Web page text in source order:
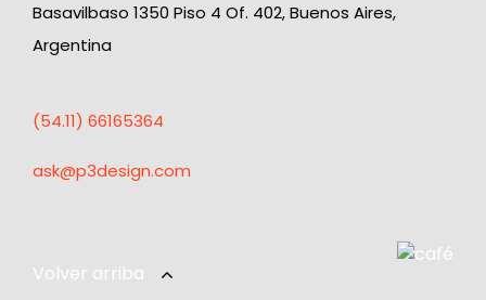
Basavilbaso 1350 Piso 4 Of. 402, Buenos Aires,
Argentina
(54.11) 66165364
ask@p3design.com
Volver arriba